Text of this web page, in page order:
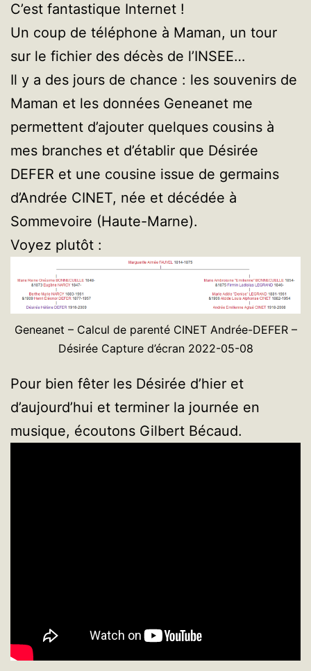
C’est fantastique Internet !
Un coup de téléphone à Maman, un tour
sur le fichier des décès de l’INSEE…
Il y a des jours de chance : les souvenirs de
Maman et les données Geneanet me
permettent d’ajouter quelques cousins à
mes branches et d’établir que Désirée
DEFER et une cousine issue de germains
d’Andrée CINET, née et décédée à
Sommevoire (Haute-Marne).
Voyez plutôt :
Geneanet – Calcul de parenté CINET Andrée-DEFER –
Désirée Capture d’écran 2022-05-08
Pour bien fêter les Désirée d’hier et
d’aujourd’hui et terminer la journée en
musique, écoutons Gilbert Bécaud.